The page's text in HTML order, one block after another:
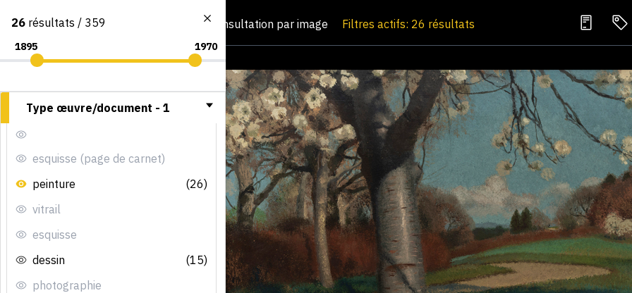
Consultation par image Filtres actifs: 26 résultats
26 résultats / 359
Type œuvre/document - 1
esquisse (page de carnet)
peinture
(26)
vitrail
esquisse
dessin
(15)
photographie